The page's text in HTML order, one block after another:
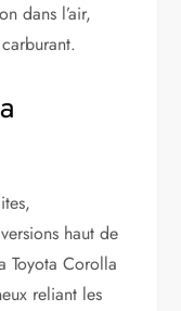
dans l’air,
haut de
Toyota Corolla
reliant les